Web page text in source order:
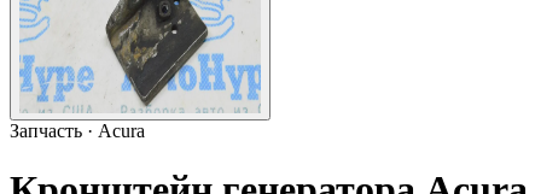
Запчасть · Acura